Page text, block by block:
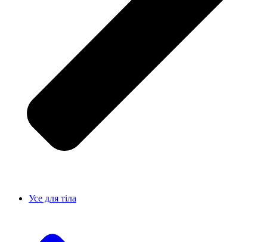
Усе для тiла